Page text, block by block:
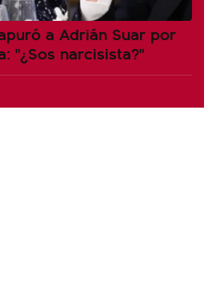
a Adrián Suar por
"¿Sos narcisista?"